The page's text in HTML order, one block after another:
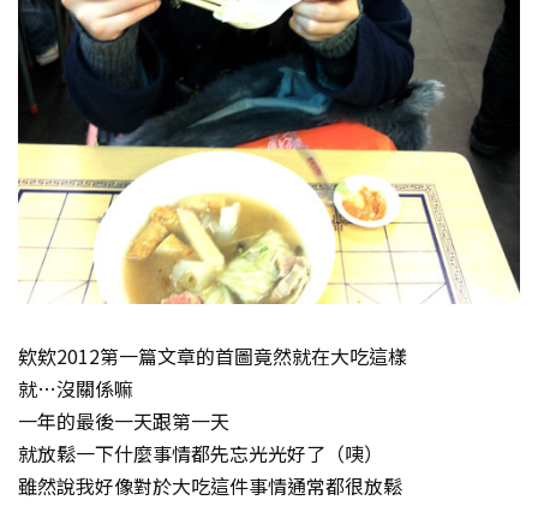
欸欸2012第一篇文章的首圖竟然就在大吃這樣
就…沒關係嘛
一年的最後一天跟第一天
就放鬆一下什麼事情都先忘光光好了（咦）
雖然說我好像對於大吃這件事情通常都很放鬆